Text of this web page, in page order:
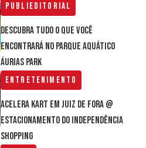
Publieditorial
Descubra tudo o que você
encontrará no parque aquático
Áurias Park
Entretenimento
Acelera Kart em Juiz de Fora @
estacionamento do Independência
Shopping